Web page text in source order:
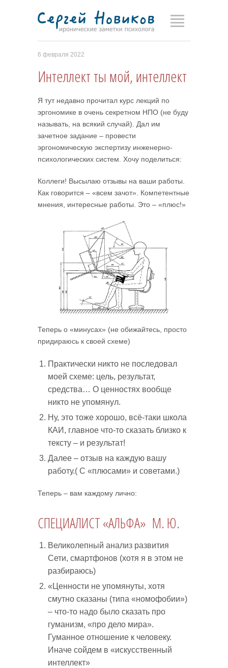
6 февраля 2022
Интеллект ты мой, интеллект
Я тут недавно прочитал курс лекций по
эргономике в очень секретном НПО (не буду
называть, на всякий случай). Дал им
зачетное задание – провести
эргономическую экспертизу инженерно-
психологических систем. Хочу поделиться:
Коллеги! Высылаю отзывы на ваши работы.
Как говорится – «всем зачот». Компетентные
мнения, интересные работы. Это – «плюс!»
Теперь о «минусах» (не обижайтесь, просто
придираюсь к своей схеме)
Практически никто не последовал
моей схеме: цель, результат,
средства… О ценностях вообще
никто не упомянул.
Ну, это тоже хорошо, всё-таки школа
КАИ, главное что-то сказать близко к
тексту – и результат!
Далее – отзыв на каждую вашу
работу.( С «плюсами» и советами.)
Теперь – вам каждому лично:
СПЕЦИАЛИСТ «АЛЬФА» М. Ю.
Великолепный анализ развития
Сети, смартфонов (хотя я в этом не
разбираюсь)
«Ценности не упомянуты, хотя
смутно сказаны (типа «номофобии»)
– что-то надо было сказать про
гуманизм, «про дело мира».
Гуманное отношение к человеку.
Иначе сойдем в «искусственный
интеллект»